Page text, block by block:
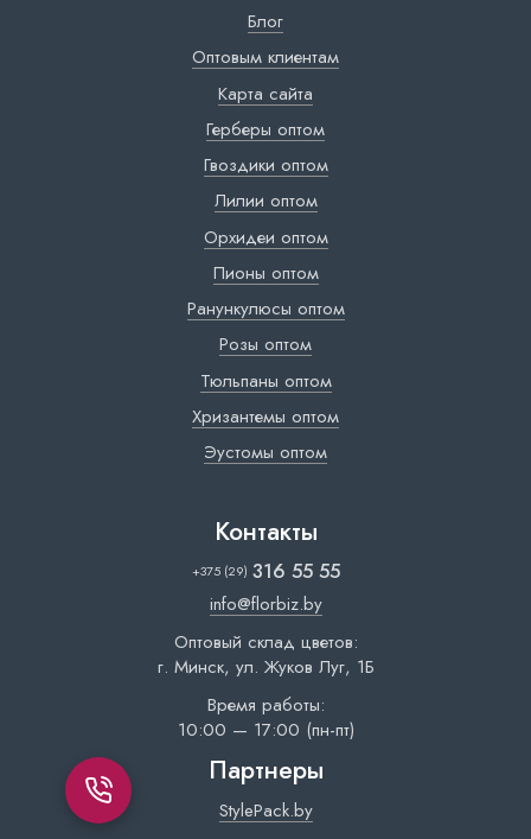
Блог
Оптовым клиентам
Карта сайта
Герберы оптом
Гвоздики оптом
Лилии оптом
Орхидеи оптом
Пионы оптом
Ранункулюсы оптом
Розы оптом
Тюльпаны оптом
Хризантемы оптом
Эустомы оптом
Контакты
+375 (29) 316 55 55
info@florbiz.by
Оптовый склад цветов:
г. Минск, ул. Жуков Луг, 1Б
Время работы:
10:00 — 17:00 (пн-пт)
Партнеры
StylePack.by